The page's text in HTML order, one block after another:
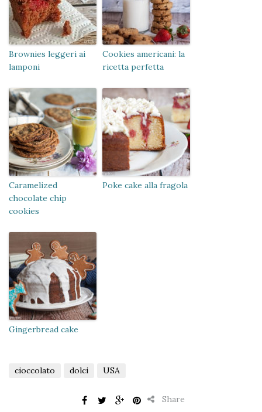
Brownies leggeri ai
lamponi
Cookies americani: la
ricetta perfetta
Caramelized
chocolate chip
cookies
Poke cake alla fragola
Gingerbread cake
cioccolato dolci USA
Share